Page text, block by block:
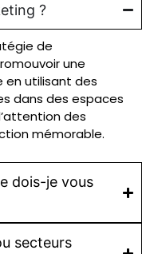
?
de
une
en utilisant des
dans des espaces
des
mémorable.
dois-je vous
secteurs